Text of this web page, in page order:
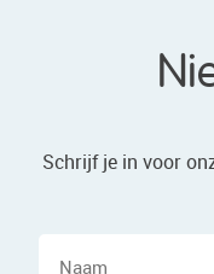
Schrijf je in voor